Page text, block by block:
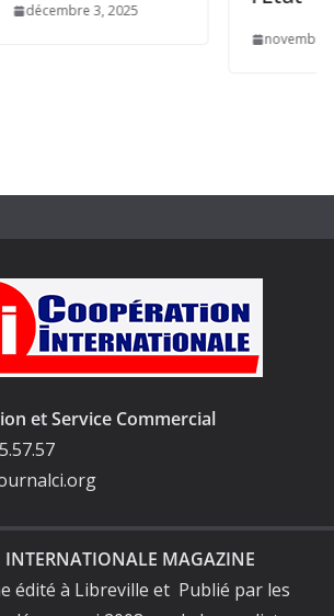
3, 2025
novembre 14, 2025
et Service Commercial
INTERNATIONALE MAGAZINE
édité à Libreville et Publié par les